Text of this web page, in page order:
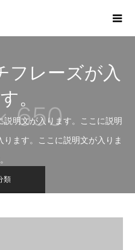
フレーズが入
。
説明文が入ります。ここに説明
ます。ここに説明文が入りま
類